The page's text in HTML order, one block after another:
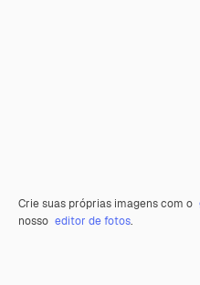
Crie suas próprias imagens com o
nosso editor de fotos.